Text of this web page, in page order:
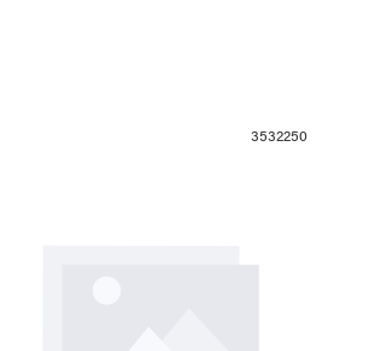
3532250